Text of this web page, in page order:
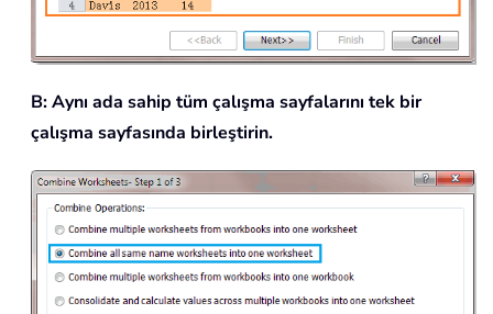
B: Aynı ada sahip tüm çalışma sayfalarını tek bir
çalışma sayfasında birleştirin.